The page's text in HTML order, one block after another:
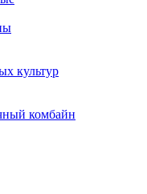
культур
комбайн